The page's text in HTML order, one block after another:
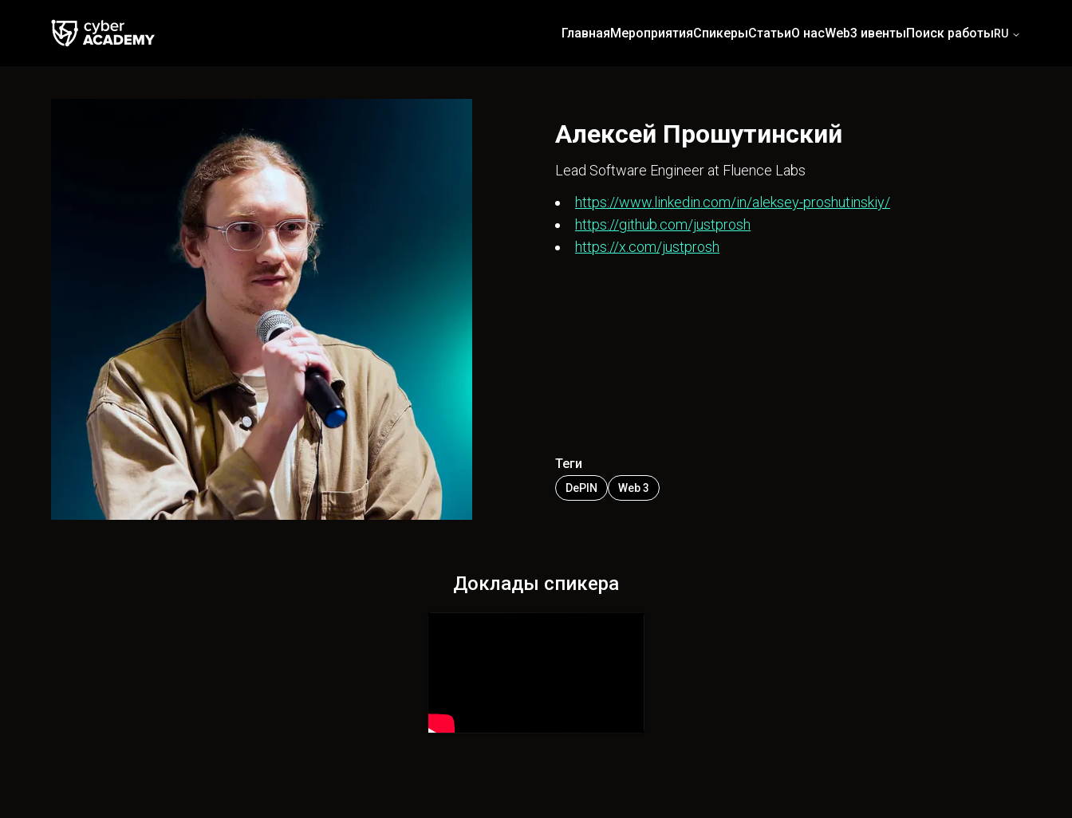
ГлавнаяМероприятияСпикерыСтатьиО насWeb3 ивентыПоиск работыRU
Алексей Прошутинский
Lead Software Engineer at Fluence Labs
https://www.linkedin.com/in/aleksey-proshutinskiy/
https://github.com/justprosh
https://x.com/justprosh
Теги
DePIN Web 3
Доклады спикера